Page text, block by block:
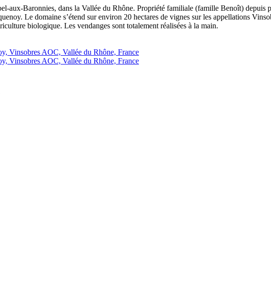
aux-Baronnies, dans la Vallée du Rhône. Propriété familiale (famille Benoît) depuis
Le domaine s’étend sur environ 20 hectares de vignes sur les appellations
biologique. Les vendanges sont totalement réalisées à la main.